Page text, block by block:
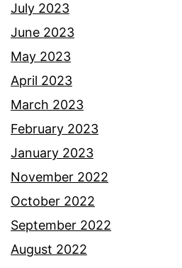
July 2023
June 2023
May 2023
April 2023
March 2023
February 2023
January 2023
November 2022
October 2022
September 2022
August 2022